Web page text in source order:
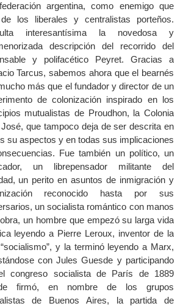
argentina, como enemigo que
los liberales y centralistas porteños.
interesantísima la novedosa y
descripción del recorrido del
y polifacético Peyret. Gracias a
Tarcus, sabemos ahora que el bearnés
más que el fundador y director de un
de colonización inspirado en los
mutualistas de Proudhon, la Colonia
José, que tampoco deja de ser descrita en
su aspectos y en todas sus implicaciones
Fue también un político, un
un librepensador militante del
un perito en asuntos de inmigración y
reconocido hasta por sus
un socialista romántico con manos
un hombre que empezó su larga vida
leyendo a Pierre Leroux, inventor de la
y la terminó leyendo a Marx,
con Jules Guesde y participando
congreso socialista de París de 1889
firmó, en nombre de los grupos
de Buenos Aires, la partida de